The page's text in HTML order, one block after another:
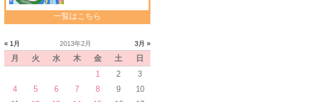
一覧はこちら
« 1月 2013年2月 3月 »
月 火 水 木 金 土
日
1
2
3
4
5 6 7 8 9
10